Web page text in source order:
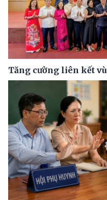
Tăng cường liên kết